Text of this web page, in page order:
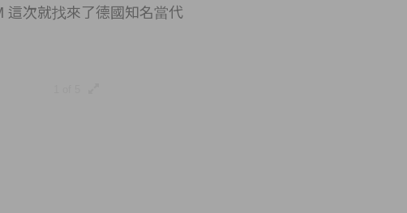
這次就找來了德國知名當代